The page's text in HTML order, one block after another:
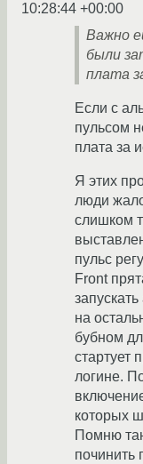
10:28:44 +00:00
Важно
были
плата
Если с
пульсом
плата за
Я этих
люди
слишком
пульс
Front
на
бубном
стартует
логине.
которых
Помню
починить